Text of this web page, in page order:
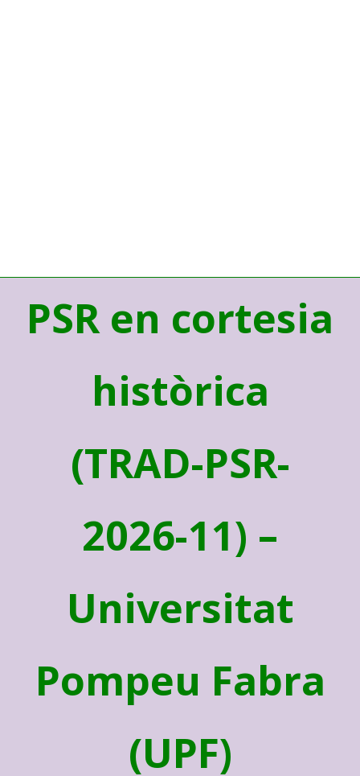
PSR en cortesia
històrica
(TRAD-PSR-
2026-11) –
Universitat
Pompeu Fabra
(UPF)